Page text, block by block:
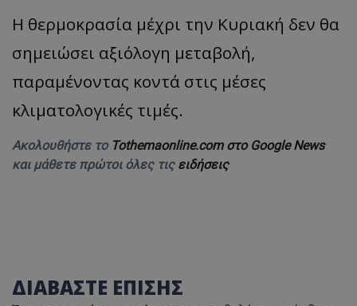
Η θερμοκρασία μέχρι την Κυριακή δεν θα
σημειώσει αξιόλογη μεταβολή,
παραμένοντας κοντά στις μέσες
κλιματολογικές τιμές.
Ακολουθήστε το Tothemaonline.com στο Google News
και μάθετε πρώτοι όλες τις ειδήσεις
ΔΙΑΒΑΣΤΕ ΕΠΙΣΗΣ